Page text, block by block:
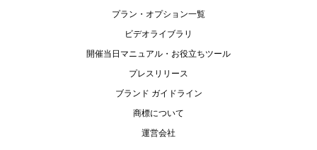
プラン・オプション一覧
ビデオライブラリ
開催当日マニュアル・お役立ちツール
プレスリリース
ブランド ガイドライン
商標について
運営会社